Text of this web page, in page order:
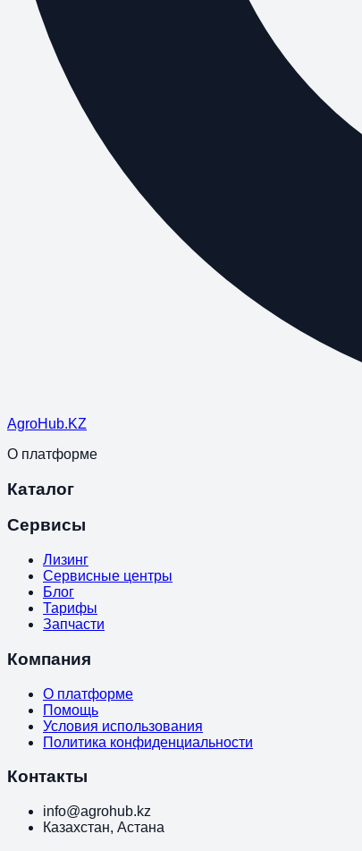
AgroHub.KZ
О платформе
Каталог
Сервисы
Лизинг
Сервисные центры
Блог
Тарифы
Запчасти
Компания
О платформе
Помощь
Условия использования
Политика конфиденциальности
Контакты
info@agrohub.kz
Казахстан, Астана